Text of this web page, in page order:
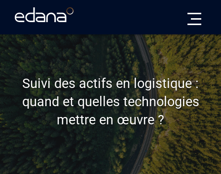
Suivi des actifs en logistique :
quand et quelles technologies
mettre en œuvre ?